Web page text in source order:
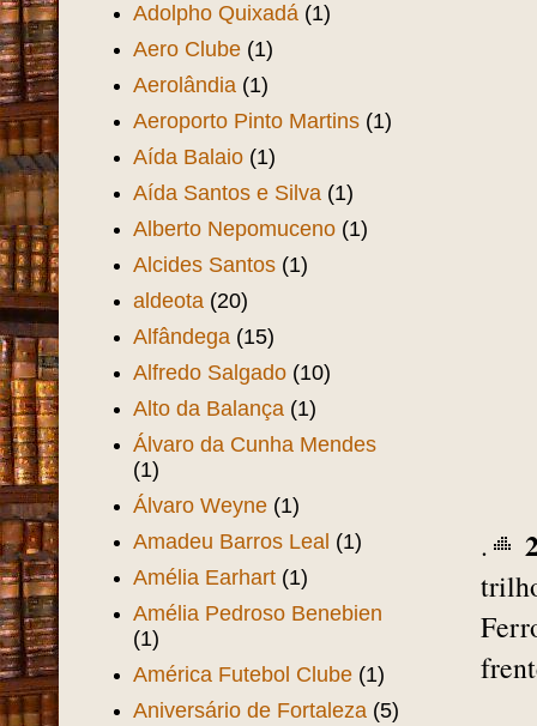
.
Adolpho Quixadá (1)
Aero Clube (1)
Aerolândia (1)
Aeroporto Pinto Martins (1)
Aída Balaio (1)
Aída Santos e Silva (1)
Alberto Nepomuceno (1)
Alcides Santos (1)
aldeota (20)
Alfândega (15)
Alfredo Salgado (10)
Alto da Balança (1)
Álvaro da Cunha Mendes
(1)
Álvaro Weyne (1)
Amadeu Barros Leal (1)
Amélia Earhart (1)
Amélia Pedroso Benebien
(1)
América Futebol Clube (1)
Aniversário de Fortaleza (5)